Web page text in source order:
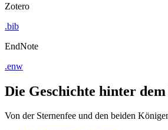
Zotero
.bib
EndNote
.enw
Die Geschichte hinter dem
Von der Sternenfee und den beiden